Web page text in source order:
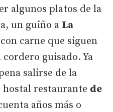
algunos platos de la
un guiño a La
carne que siguen
guisado. Ya
salirse de la
hostal restaurante de
años más o